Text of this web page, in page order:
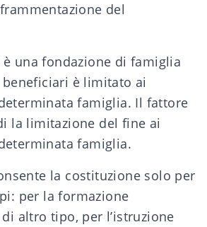
del
una fondazione di famiglia
è limitato ai
famiglia. Il fattore
la limitazione del fine ai
famiglia.
la costituzione solo per
per la formazione
altro tipo, per l’istruzione